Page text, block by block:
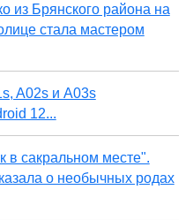
из Брянского района на
стала мастером
A02s и A03s
12...
в сакральном месте".
о необычных родах